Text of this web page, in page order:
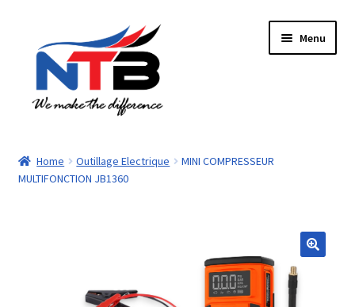
navigation
contenu
Menu
Boutique
Home Outillage Electrique
MINI COMPRESSEUR
MULTIFONCTION JB1360